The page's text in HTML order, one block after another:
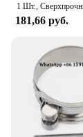
181,66 руб.